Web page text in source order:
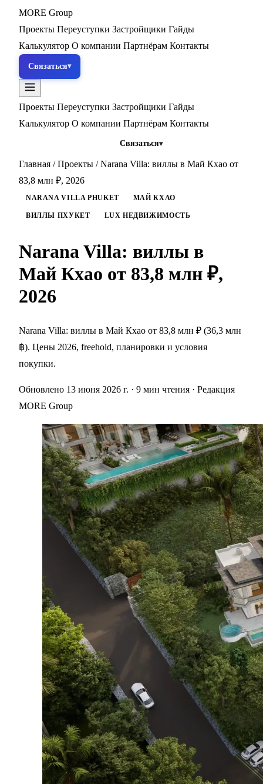
MORE Group
Проекты Переуступки Застройщики Гайды
Калькулятор О компании Партнёрам Контакты
Связаться
Проекты Переуступки Застройщики Гайды
Калькулятор О компании Партнёрам Контакты
Связаться
Главная / Проекты / Narana Villa: виллы в Май Кхао от
83,8 млн ₽, 2026
NARANA VILLA PHUKET МАЙ КХАО
ВИЛЛЫ ПХУКЕТ LUX НЕДВИЖИМОСТЬ
Narana Villa: виллы в
Май Кхао от 83,8 млн ₽,
2026
Narana Villa: виллы в Май Кхао от 83,8 млн ₽ (36,3 млн
฿). Цены 2026, freehold, планировки и условия
покупки.
Обновлено 13 июня 2026 г. · 9 мин чтения · Редакция
MORE Group